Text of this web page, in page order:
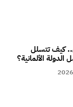
كيف تتسلل
الألمانية؟